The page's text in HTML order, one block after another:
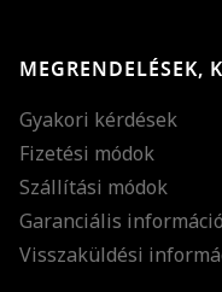
MEGRENDELÉSEK,
Gyakori kérdések
Fizetési módok
Szállítási módok
Garanciális információ
Visszaküldési